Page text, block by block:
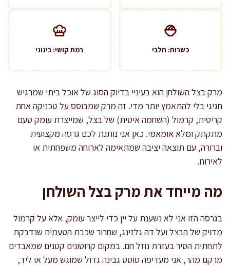
כשרות: חלבי רמת קושי: בינוני
מרק בצל השולחן הוא בעיניי בדיוק הסוג של אוכל ביתי שמרגיש
חגיגי בלי להתאמץ יותר מדי. זה מרק שמבוסס על טכניקה אחת
קריטית, קרמול (השחמה איטית) של בצל, שמייצרת עומק טעם
מתקתק ומלא אומאמי. כאן אני נותנת לכם גרסה מקצועית
וברורה, עם תוצאה יציבה שמתאימה לארוחה משפחתית או
לאירוח.
מה מייחד את מרק בצל השולחן
בגרסה הזו אני לא נשענת על יין כדי לייצר עומק, אלא על קרמול
מדויק של הבצל ועל דה גלזינג, שחרור שכבת הטעמים שנדבקת
לתחתית הסיר בעזרת נוזל חם. במקום קרוטונים קטנים שמאבדים
מרקם מהר, אני מעדיפה טוסט גבינה גדול שמוגש מעל או ליד,